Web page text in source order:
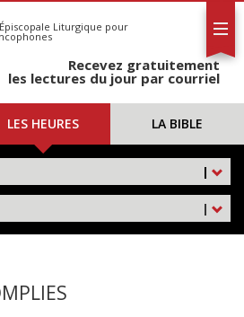
Liturgique pour
Recevez gratuitement
les lectures du jour par courriel
LES HEURES LA BIBLE
|
|